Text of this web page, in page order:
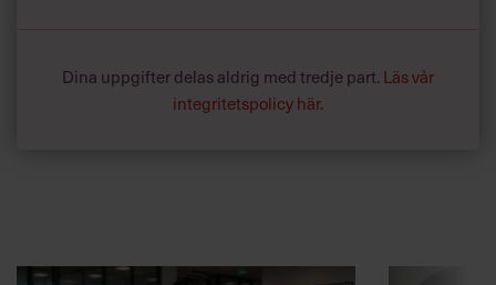
Dina uppgifter delas aldrig med tredje part. Läs vår
integritetspolicy här.